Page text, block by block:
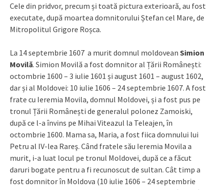
Cele din pridvor, precum și toată pictura exterioară, au fost
executate, după moartea domnitorului Ștefan cel Mare, de
Mitropolitul Grigore Roșca.
La 14 septembrie 1607 a murit domnul moldovean Simion
Movilă. Simion Movilă a fost domnitor al Țării Românești:
octombrie 1600 – 3 iulie 1601 și august 1601 – august 1602,
dar și al Moldovei: 10 iulie 1606 – 24 septembrie 1607. A fost
frate cu Ieremia Movila, domnul Moldovei, și a fost pus pe
tronul Țării Românești de generalul polonez Zamoiski,
după ce l-a învins pe Mihai Viteazul la Teleajen, în
octombrie 1600. Mama sa, Maria, a fost fiica domnului lui
Petru al IV-lea Rareş. Când fratele său Ieremia Movila a
murit, i-a luat locul pe tronul Moldovei, după ce a făcut
daruri bogate pentru a fi recunoscut de sultan. Cât timp a
fost domnitor în Moldova (10 iulie 1606 – 24 septembrie